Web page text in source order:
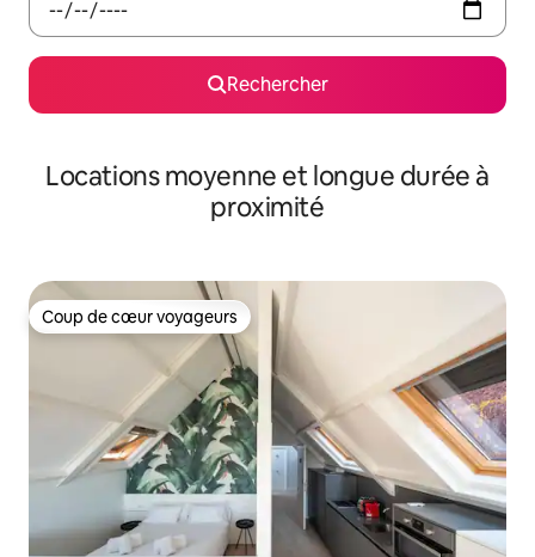
Rechercher
Locations moyenne et longue durée à
proximité
Coup de cœur voyageurs
Coup de cœur voyageurs